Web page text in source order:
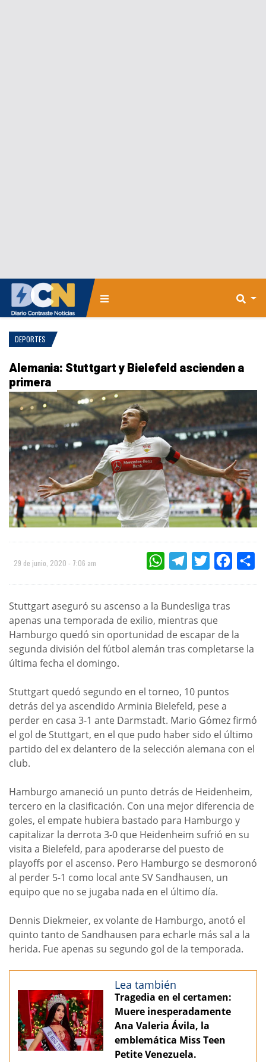
DEPORTES
Alemania: Stuttgart y Bielefeld ascienden a
primera
29 de junio, 2020 - 7:06 am WHATSAPPTELEGRAMTWITTER
Stuttgart aseguró su ascenso a la Bundesliga tras
apenas una temporada de exilio, mientras que
Hamburgo quedó sin oportunidad de escapar de la
segunda división del fútbol alemán tras completarse la
última fecha el domingo.
Stuttgart quedó segundo en el torneo, 10 puntos
detrás del ya ascendido Arminia Bielefeld, pese a
perder en casa 3-1 ante Darmstadt. Mario Gómez firmó
el gol de Stuttgart, en el que pudo haber sido el último
partido del ex delantero de la selección alemana con el
club.
Hamburgo amaneció un punto detrás de Heidenheim,
tercero en la clasificación. Con una mejor diferencia de
goles, el empate hubiera bastado para Hamburgo y
capitalizar la derrota 3-0 que Heidenheim sufrió en su
visita a Bielefeld, para apoderarse del puesto de
playoffs por el ascenso. Pero Hamburgo se desmoronó
al perder 5-1 como local ante SV Sandhausen, un
equipo que no se jugaba nada en el último día.
Dennis Diekmeier, ex volante de Hamburgo, anotó el
quinto tanto de Sandhausen para echarle más sal a la
herida. Fue apenas su segundo gol de la temporada.
Lea también
Tragedia en el certamen:
Muere inesperadamente
Ana Valeria Ávila, la
emblemática Miss Teen
Petite Venezuela.